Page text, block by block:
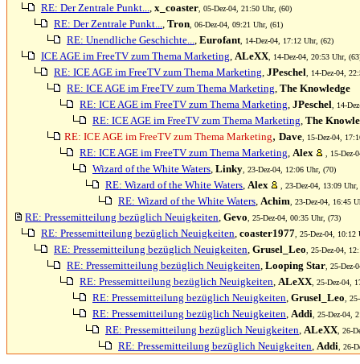
RE: Der Zentrale Punkt..., x_coaster , 05-Dez-04, 21:50 Uhr, (60)
RE: Der Zentrale Punkt..., Tron , 06-Dez-04, 09:21 Uhr, (61)
RE: Unendliche Geschichte..., Eurofant , 14-Dez-04, 17:12 Uhr, (62)
ICE AGE im FreeTV zum Thema Marketing, ALeXX , 14-Dez-04, 20:53 Uhr,
RE: ICE AGE im FreeTV zum Thema Marketing, JPeschel , 14-Dez-04,
RE: ICE AGE im FreeTV zum Thema Marketing, The Knowledge
RE: ICE AGE im FreeTV zum Thema Marketing, JPeschel , 14-
RE: ICE AGE im FreeTV zum Thema Marketing, The
RE: ICE AGE im FreeTV zum Thema Marketing, Dave , 15-Dez-04,
RE: ICE AGE im FreeTV zum Thema Marketing, Alex , 15-
Wizard of the White Waters, Linky , 23-Dez-04, 12:06 Uhr, (70)
RE: Wizard of the White Waters, Alex , 23-Dez-04, 13:09
RE: Wizard of the White Waters, Achim , 23-Dez-04, 16:45
RE: Pressemitteilung bezüglich Neuigkeiten, Gevo , 25-Dez-04, 00:35 Uhr, (73)
RE: Pressemitteilung bezüglich Neuigkeiten, coaster1977 , 25-Dez-04, 10:12
RE: Pressemitteilung bezüglich Neuigkeiten, Grusel_Leo , 25-Dez-04,
RE: Pressemitteilung bezüglich Neuigkeiten, Looping Star , 25-
RE: Pressemitteilung bezüglich Neuigkeiten, ALeXX , 25-Dez-04,
RE: Pressemitteilung bezüglich Neuigkeiten, Grusel_Leo ,
RE: Pressemitteilung bezüglich Neuigkeiten, Addi , 25-Dez-04,
RE: Pressemitteilung bezüglich Neuigkeiten, ALeXX , 26-
RE: Pressemitteilung bezüglich Neuigkeiten, Addi , 26-